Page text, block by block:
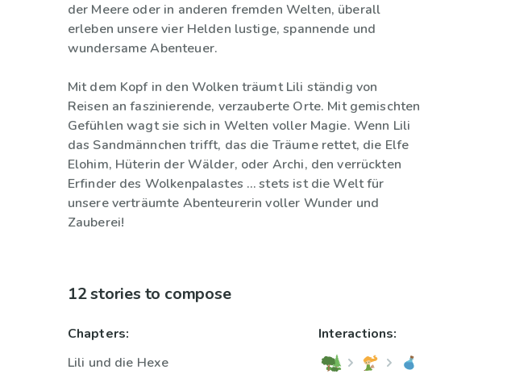
der Meere oder in anderen fremden Welten, überall
erleben unsere vier Helden lustige, spannende und
wundersame Abenteuer.
Mit dem Kopf in den Wolken träumt Lili ständig von
Reisen an faszinierende, verzauberte Orte. Mit gemischten
Gefühlen wagt sie sich in Welten voller Magie. Wenn Lili
das Sandmännchen trifft, das die Träume rettet, die Elfe
Elohim, Hüterin der Wälder, oder Archi, den verrückten
Erfinder des Wolkenpalastes … stets ist die Welt für
unsere verträumte Abenteurerin voller Wunder und
Zauberei!
12 stories to compose
Chapters:
Lili und die Hexe
Interactions: